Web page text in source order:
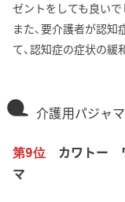
ゼントをしても良いで
また、要介護者が認知
て、認知症の症状の緩
介護用パジャ
第9位 カワトー
マ